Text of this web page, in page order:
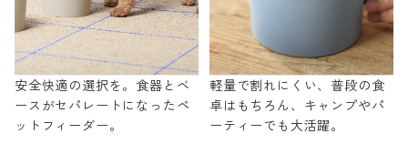
安全快適の選択を。食器とベ
ースがセパレートになったペ
ットフィーダー。
軽量で割れにくい、普段の食
卓はもちろん、キャンプやパ
ーティーでも大活躍。